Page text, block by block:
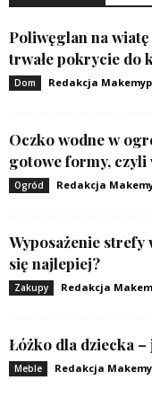
Poliwęglan na
trwałe pokrycie do
Dom Redakcja
Oczko wodne w
gotowe formy, czyli
Ogród Redakcja
Wyposażenie strefy
się najlepiej?
Zakupy Redakcja
Łóżko dla dziecka
Meble Redakcja